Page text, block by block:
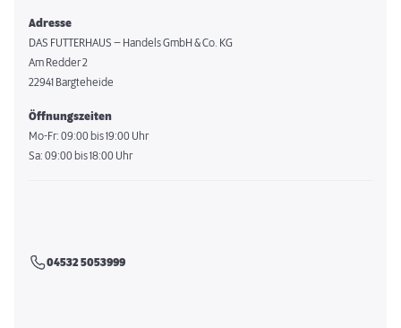
Adresse
DAS FUTTERHAUS – Handels GmbH & Co. KG
Am Redder 2
22941 Bargteheide
Öffnungszeiten
Mo-Fr: 09:00 bis 19:00 Uhr
Sa: 09:00 bis 18:00 Uhr
04532 5053999